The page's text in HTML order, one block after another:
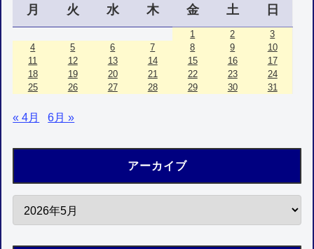
月 火 水 木 金 土 日
1 2
3
4
5 6 7 8 9
10
11
12 13 14 15 16
17
18
19 20 21 22 23
24
25
26 27 28 29 30 31
« 4月 6月 »
アーカイブ